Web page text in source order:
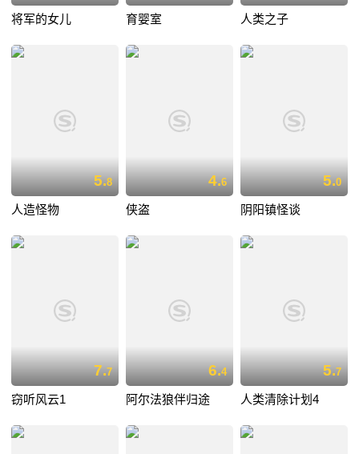
将军的女儿 育婴室 人类之子
5.8
人造怪物
4.6
侠盗
5.0
阴阳镇怪谈
7.7
窃听风云1
6.4
阿尔法狼伴归途
5.7
人类清除计划4